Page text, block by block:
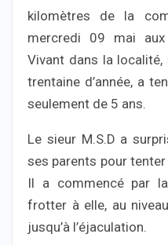
kilomètres de la
mercredi 09 mai
Vivant dans la localité,
trentaine d’année, a
seulement de 5 ans.
Le sieur M.S.D a
ses parents pour
Il a commencé par
frotter à elle, au
jusqu’à l’éjaculation.